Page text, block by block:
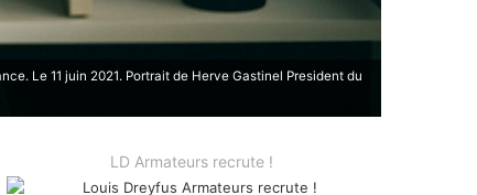
Le 11 juin 2021. Portrait de Herve Gastinel President du
LD Armateurs recrute !